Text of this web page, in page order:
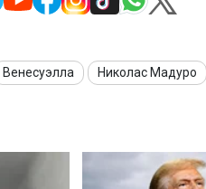
Венесуэлла Николас Мадуро